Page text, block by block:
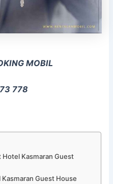
MOBIL
778
Hotel Kasmaran Guest
Guest House